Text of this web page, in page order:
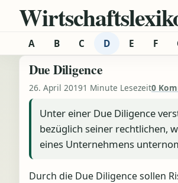
Zum Inhalt springen
A B C D E F
Due Diligence
26. April 20191 Minute Lesezeit0
Unter einer Due Diligence
bezüglich seiner rechtlichen,
eines Unternehmens
Durch die Due Diligence sollen